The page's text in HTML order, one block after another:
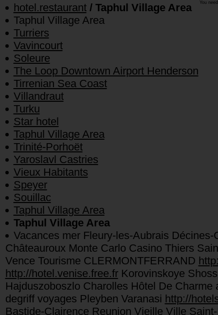
You
hotel.restaurant / Taphul Village Area
Taphul Village Area
Turriers
Vavincourt
Soleure
The Loop Downtown Airport Henderson
Tirrenian Sea Coast
Villandraut
Turku
Star hotel
Taphul Village Area
Trinité-Porhoët
Yaroslavl Castries
Vieux Habitants
Speyer
Souillac
Taphul Village Area
Taphul Village Area
Vacances mer Fleury-les-Aubrais
Châteauroux Monte Carlo Casino Thiers
Vence Tourisme CLERMONTFERRAND
http://hotel.venise.free.frKorovinskoye
Hajduszoboszlo Charolles Hôtel De
degriff voyages Pleyben Varanasi http://
Bastide-Clairence Reunion Vieille Ville